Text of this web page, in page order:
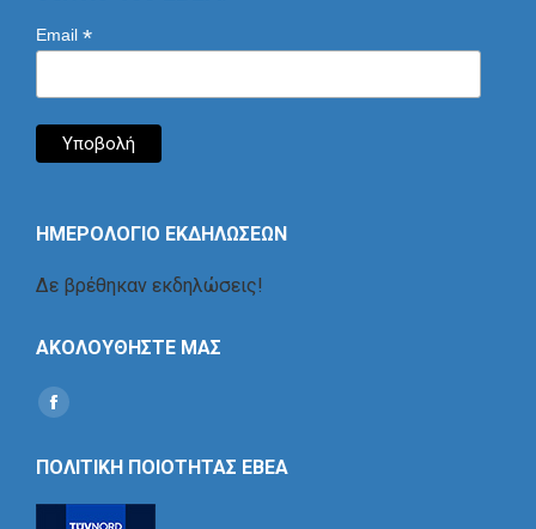
Email *
ΗΜΕΡΟΛΟΓΙΟ ΕΚΔΗΛΩΣΕΩΝ
Δε βρέθηκαν εκδηλώσεις!
ΑΚΟΛΟΥΘΗΣΤΕ ΜΑΣ
Find us on:
Social
ΠΟΛΙΤΙΚΗ ΠΟΙΟΤΗΤΑΣ ΕΒΕΑ